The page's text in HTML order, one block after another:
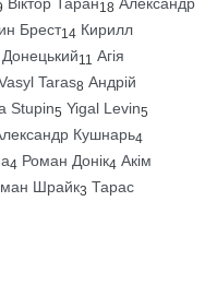
18
Брест14 Кирилл
11 Агія
Taras8 Андрій
Stupin5 Yigal Levin5
Кушнарь4
4 Роман Донік4 Акім
Шрайк3 Тарас